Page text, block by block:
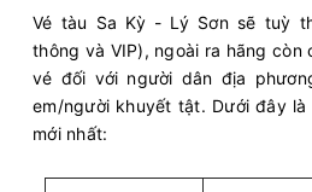
Vé tàu Sa Kỳ - Lý Sơn sẽ tuỳ
thông và VIP), ngoài ra hãng còn
vé đối với người dân địa
em/người khuyết tật. Dưới đây
mới nhất: